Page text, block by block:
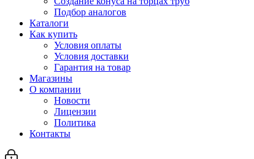
Подбор аналогов
Каталоги
Как купить
Условия оплаты
Условия доставки
Гарантия на товар
Магазины
О компании
Новости
Лицензии
Политика
Контакты